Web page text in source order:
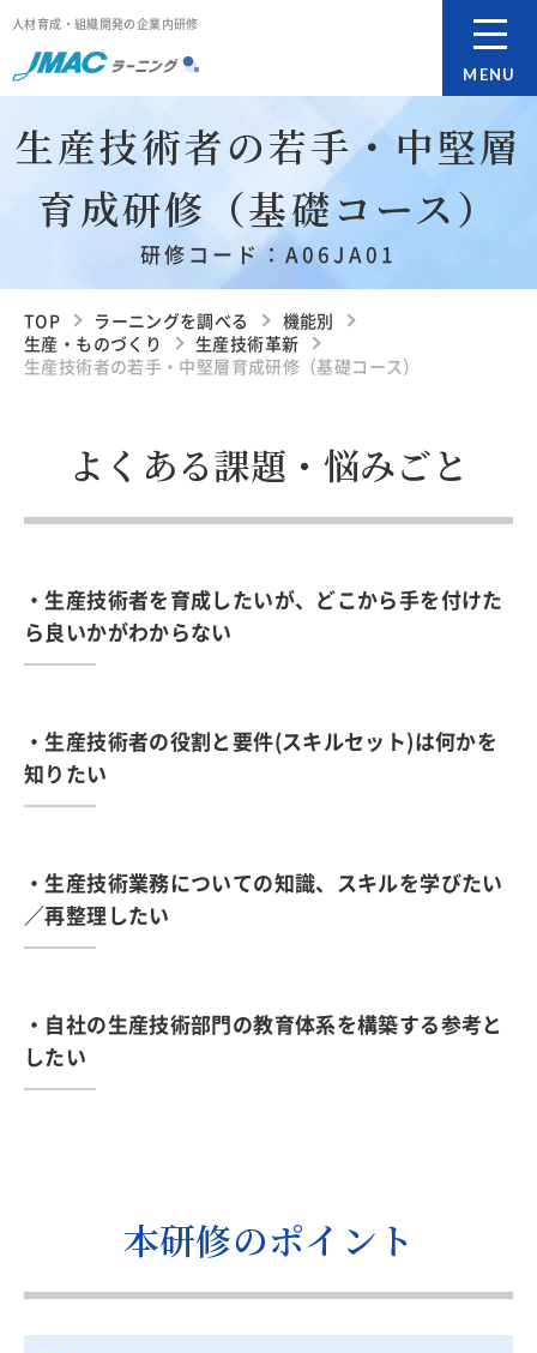
人材育成・組織開発の企業内研修
MENU
生産技術者の若手・中堅層
育成研修（基礎コース）
研修コード：A06JA01
TOP ラーニングを調べる
機能別
生産・ものづくり
生産技術革新
生産技術者の若手・中堅層育成研修（基礎コース）
よくある課題・悩みごと
・生産技術者を育成したいが、どこから手を付けた
ら良いかがわからない
・生産技術者の役割と要件(スキルセット)は何かを
知りたい
・生産技術業務についての知識、スキルを学びたい
／再整理したい
・自社の生産技術部門の教育体系を構築する参考と
したい
本研修のポイント